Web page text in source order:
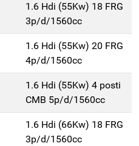
1.6 Hdi (55Kw) 18 FRG
3p/d/1560cc
1.6 Hdi (55Kw) 20 FRG
4p/d/1560cc
1.6 Hdi (55Kw) 4 posti
CMB 5p/d/1560cc
1.6 Hdi (66Kw) 18 FRG
3p/d/1560cc